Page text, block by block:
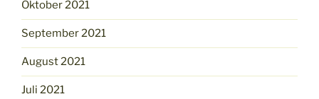
Oktober 2021
September 2021
August 2021
Juli 2021